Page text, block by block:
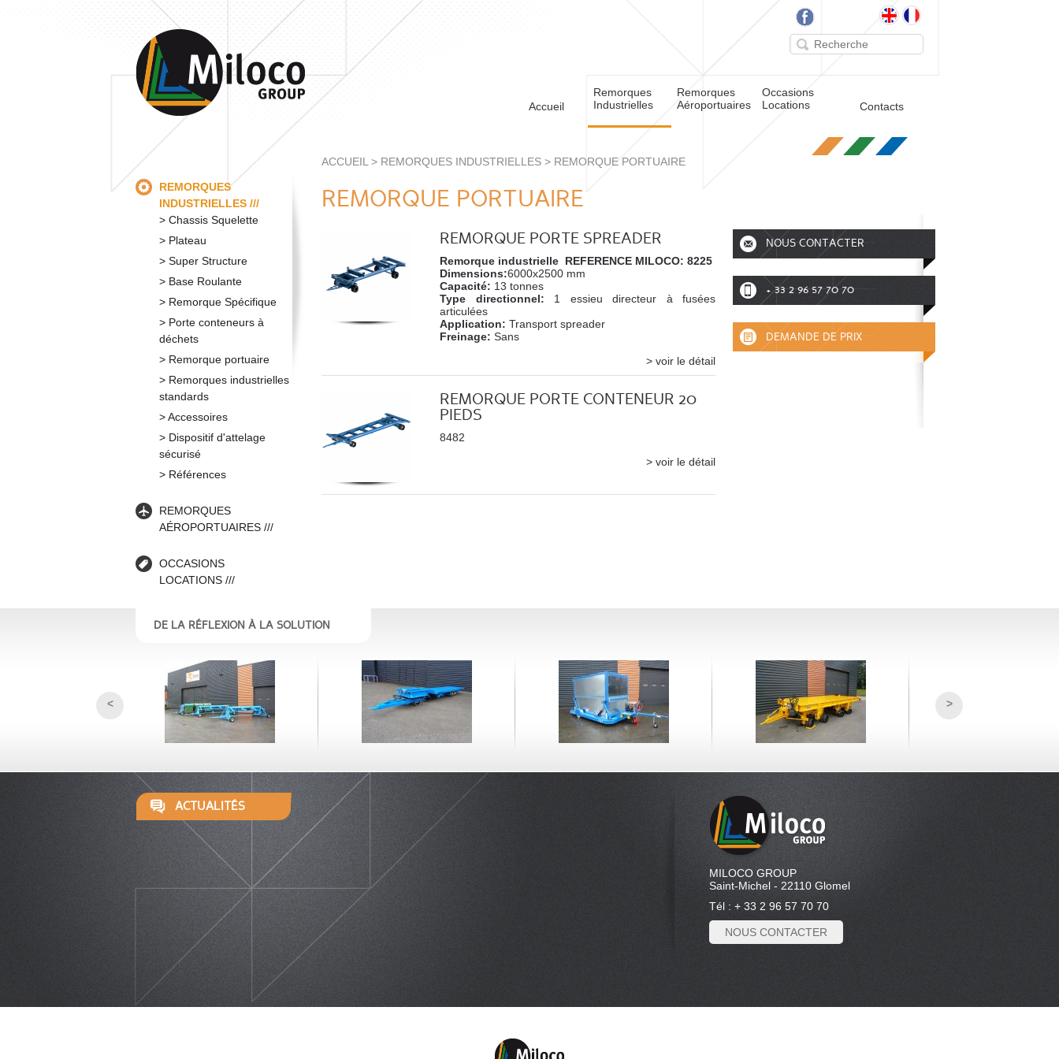
Accueil
Remorques
Industrielles
Remorques
Aéroportuaires
Occasions
Locations
Contacts
REMORQUES
INDUSTRIELLES
Chassis Squelette
Plateau
Super Structure
Base Roulante
Remorque Spécifique
Porte conteneurs à
déchets
Remorque portuaire
Remorques industrielles
standards
Accessoires
Dispositif d'attelage
sécurisé
Références
REMORQUES
AÉROPORTUAIRES
OCCASIONS
LOCATIONS
ACCUEIL > REMORQUES INDUSTRIELLES > REMORQUE PORTUAIRE
REMORQUE PORTUAIRE
REMORQUE PORTE SPREADER
Remorque industrielle REFERENCE MILOCO: 8225
Dimensions:6000x2500 mm
Capacité: 13 tonnes
Type directionnel: 1 essieu directeur à fusées
articulées
Application: Transport spreader
Freinage: Sans
> voir le détail
REMORQUE PORTE CONTENEUR 20
PIEDS
8482
> voir le détail
NOUS CONTACTER
+ 33 2 96 57 70 70
DEMANDE DE PRIX
DE LA RÉFLEXION À LA SOLUTION
< >
ACTUALITÉS
MILOCO GROUP
Saint-Michel - 22110 Glomel
Tél : + 33 2 96 57 70 70
NOUS CONTACTER